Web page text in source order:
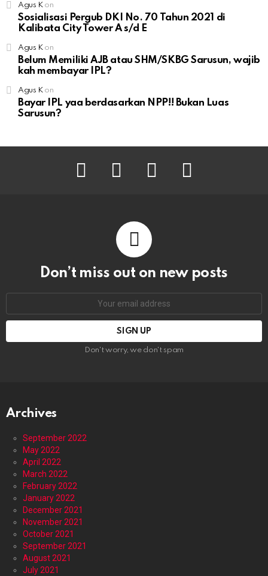
Agus Kon
Sosialisasi Pergub DKI No. 70 Tahun 2021 di
Kalibata City Tower A s/d E
Agus Kon
Belum Memiliki AJB atau SHM/SKBG Sarusun, wajib
kah membayar IPL?
Agus Kon
Bayar IPL yaa berdasarkan NPP!! Bukan Luas
Sarusun?
facebook instagram
Don’t miss out on new posts
Don't worry, we don't spam
Archives
September 2022
May 2022
April 2022
March 2022
February 2022
January 2022
December 2021
November 2021
October 2021
September 2021
August 2021
July 2021